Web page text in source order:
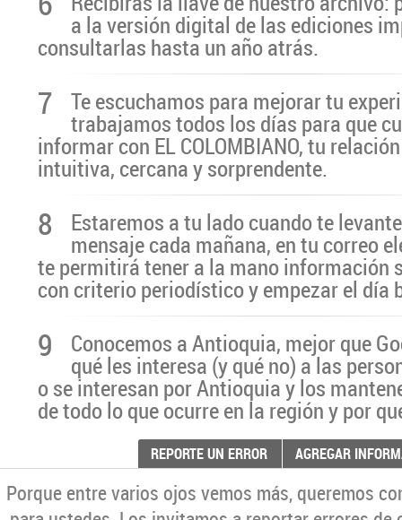
a la versión digital de las ediciones
consultarlas hasta un año atrás.
7 Te escuchamos para mejorar tu
trabajamos todos los días para que
informar con EL COLOMBIANO, tu
intuitiva, cercana y sorprendente.
8 Estaremos a tu lado cuando te
mensaje cada mañana, en tu correo
te permitirá tener a la mano información
con criterio periodístico y empezar el día
9 Conocemos a Antioquia, mejor que
qué les interesa (y qué no) a las
o se interesan por Antioquia y los
de todo lo que ocurre en la región y por
REPORTE UN ERROR AGREGAR
Porque entre varios ojos vemos más, queremos